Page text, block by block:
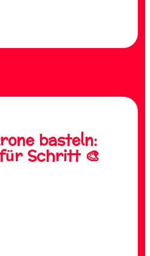
basteln:
Schritt 🎨